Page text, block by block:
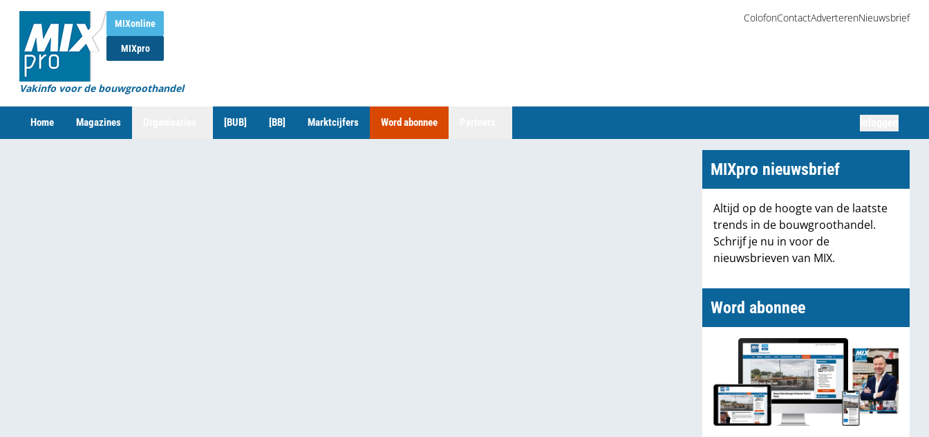
MIXonline
MIXpro
Vakinfo voor de bouwgroothandel
ColofonContactAdverterenNieuwsbrief
Home Magazines [BUB] [BB] Marktcijfers Word abonnee
MIXpro nieuwsbrief
Altijd op de hoogte van de laatste
trends in de bouwgroothandel.
Schrijf je nu in voor de
nieuwsbrieven van MIX.
Word abonnee